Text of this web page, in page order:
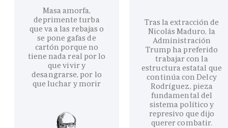
Masa amorfa,
deprimente turba
que va a las rebajas o
se pone gafas de
cartón porque no
tiene nada real por lo
que vivir y
desangrarse, por lo
que luchar y morir
Tras la extracción de
Nicolás Maduro, la
Administración
Trump ha preferido
trabajar con la
estructura estatal que
continúa con Delcy
Rodríguez, pieza
fundamental del
sistema político y
represivo que dijo
querer combatir.